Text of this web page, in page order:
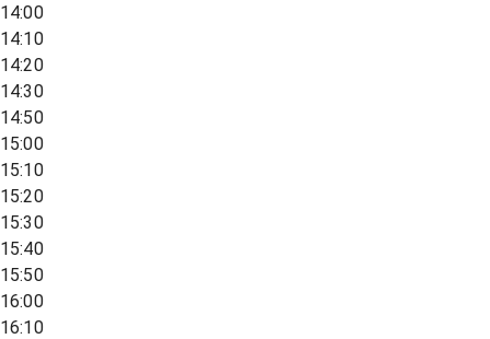
14:00
14:10
14:20
14:30
14:50
15:00
15:10
15:20
15:30
15:40
15:50
16:00
16:10